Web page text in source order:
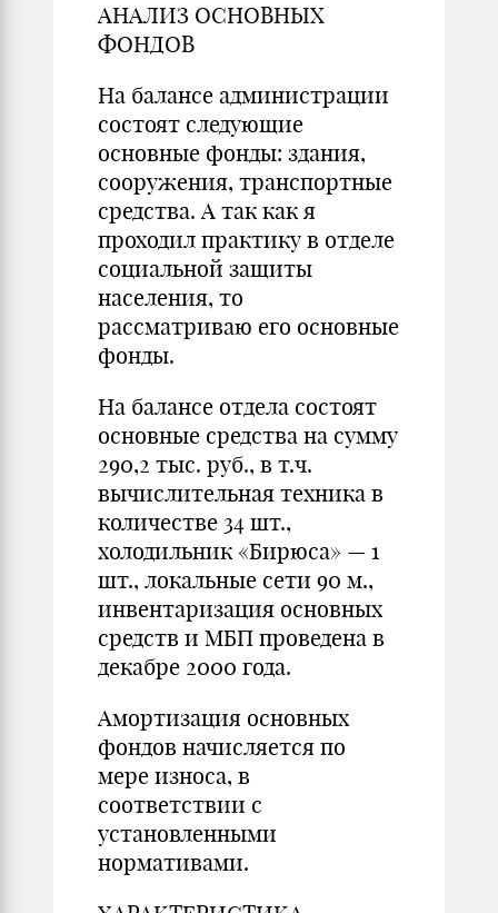
АНАЛИЗ ОСНОВНЫХ
ФОНДОВ
На балансе администрации
состоят следующие
основные фонды: здания,
сооружения, транспортные
средства. А так как я
проходил практику в отделе
социальной защиты
населения, то
рассматриваю его основные
фонды.
На балансе отдела состоят
основные средства на сумму
290,2 тыс. руб., в т.ч.
вычислительная техника в
количестве 34 шт.,
холодильник «Бирюса» — 1
шт., локальные сети 90 м.,
инвентаризация основных
средств и МБП проведена в
декабре 2000 года.
Амортизация основных
фондов начисляется по
мере износа, в
соответствии с
установленными
нормативами.